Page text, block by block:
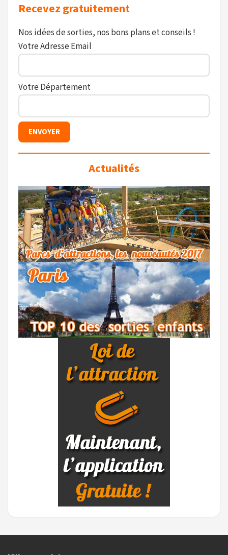
Recevez gratuitement
Nos idées de sorties, nos bons plans et conseils !
Votre Adresse Email
Votre Département
Actualités